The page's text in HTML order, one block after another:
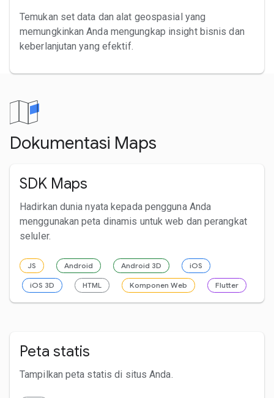
Temukan set data dan alat geospasial yang
memungkinkan Anda mengungkap insight bisnis dan
keberlanjutan yang efektif.
Dokumentasi Maps
SDK Maps
Hadirkan dunia nyata kepada pengguna Anda
menggunakan peta dinamis untuk web dan perangkat
seluler.
JS Android Android 3D iOS
iOS 3D HTML Komponen Web Flutter
Peta statis
Tampilkan peta statis di situs Anda.